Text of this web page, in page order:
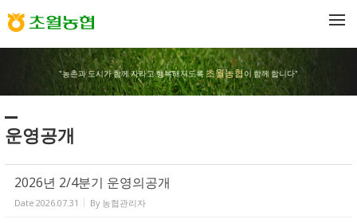
"농촌과 도시가 함께 자라고 행복해지도록초월농협이 함께 합니다"
운영공개
2026년 2/4분기 운영의공개
Date 2026.07.31 By 농협관리자